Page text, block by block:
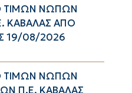
ΤΙΜΩΝ ΝΩΠΩΝ
ΚΑΒΑΛΑΣ ΑΠΟ
19/08/2026
ΤΙΜΩΝ ΝΩΠΩΝ
Π.Ε. ΚΑΒΑΛΑΣ